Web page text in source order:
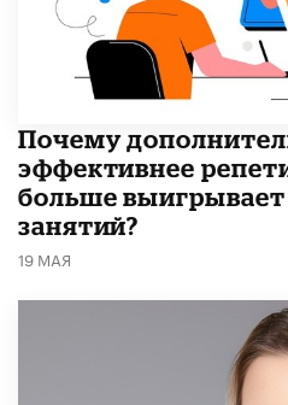
​Почему
эффективнее
больше
занятий?
19 МАЯ